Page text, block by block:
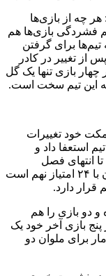
چه از بازی‌ها
فشردگی بازی‌ها هم
برای گرفتن
از تغییر در کادر
بازی تنها یک گل
این تیم سخت است.
خود تغییرات
استعفا داد و
انتهای فصل
سکان‌دار هدایت استقلال خوزستان شد. ملوان با ۲۴ امتیاز نهم است
و دو بازی را هم
بازی آخر خود یک
برای ملوان دو